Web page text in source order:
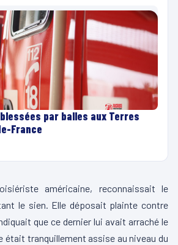
par balles aux Terres
France
américaine, reconnaissait le
le sien. Elle déposait plainte contre
que ce dernier lui avait arraché le
était tranquillement assise au niveau du